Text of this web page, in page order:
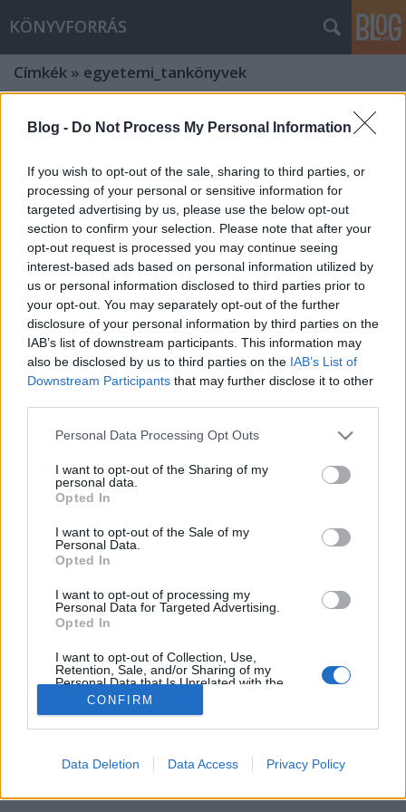
Blog - Do Not Process My Personal Information
If you wish to opt-out of the sale, sharing to third parties, or
processing of your personal or sensitive information for
targeted advertising by us, please use the below opt-out
section to confirm your selection. Please note that after your
opt-out request is processed you may continue seeing
interest-based ads based on personal information utilized by
us or personal information disclosed to third parties prior to
your opt-out. You may separately opt-out of the further
disclosure of your personal information by third parties on the
IAB’s list of downstream participants. This information may
also be disclosed by us to third parties on the IAB’s List of
Downstream Participants that may further disclose it to other
Please note that this website/app uses one or more Google
not limited to your visit or usage behaviour. You may click to
grant or deny consent to Google and its third-party tags to
use your data for below specified purposes in below Google
consent section.
Personal Data Processing Opt Outs
I want to opt-out of the Sharing of my
personal data.
Opted In
I want to opt-out of the Sale of my
Personal Data.
Opted In
I want to opt-out of processing my
Personal Data for Targeted Advertising.
Opted In
I want to opt-out of Collection, Use,
Retention, Sale, and/or Sharing of my
Personal Data that Is Unrelated with the
Purposes for which it was collected.
related to advertising like cookies on web or
CONFIRM
Data Deletion Data Access Privacy Policy
KÖNYVFORRÁS
Címkék » egyetemi_tankönyvek
MINDEN TANKÖNYV ÉS NYELVKÖNYV
EGY HELYEN A GÉNIUSZ
KÖNYVÁRUHÁZBAN!
Könyv Forrás • 2017. szeptember 01.
Folyamatos tankönyvbemutató és vásár a Géniusz
Könyváruházban! Tudja meg milyen tankönyvekből
és nyelvkönyvekből tanulnak gyermekei! Az Észak-
Magyarországi régióban egyedülálló módon
minden, az oktatásban használatos tankönyv és
nyelvkönyv megtalálható a Géniusz
Könyváruházban, amelyekről a Géniusz…
SÜTI BEÁLLÍTÁSOK MÓDOSÍTÁSA